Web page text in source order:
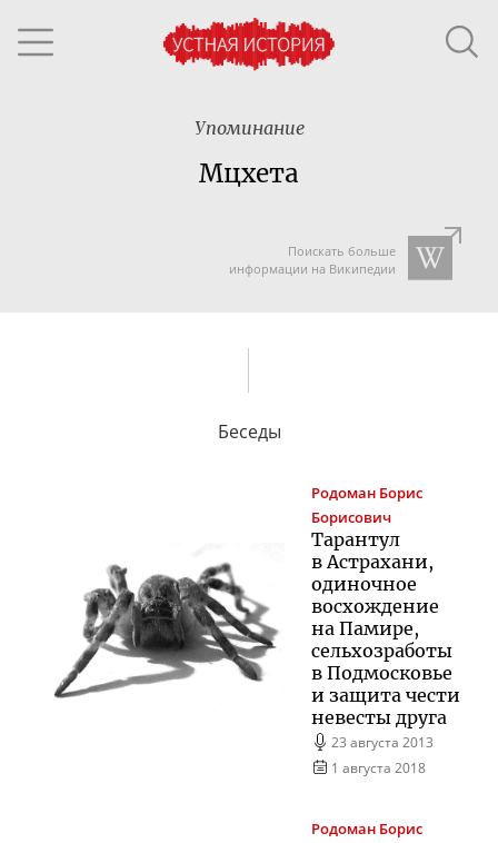
Упоминание
Мцхета
Поискать больше
информации на Википедии
Беседы
Родоман Борис
Борисович
Тарантул
в Астрахани,
одиночное
восхождение
на Памире,
сельхозработы
в Подмосковье
и защита чести
невесты друга
23 августа 2013
1 августа 2018
Родоман Борис